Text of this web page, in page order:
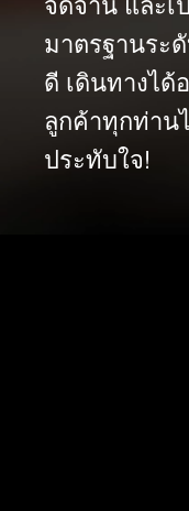
มาตรฐานระ
ดี เดินทางได้
ลูกค้าทุกท่าน
ประทับใจ!